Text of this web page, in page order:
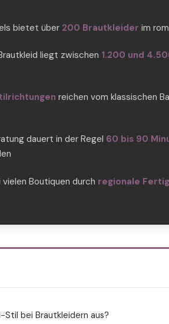
bietet über 200 Brautkleider im
liegt zwischen 1.200 und
reichen vom klassischen
dauert in der Regel 60 bis 90
Boutiquen durch regionale
Stil bei Brautkleidern aus?